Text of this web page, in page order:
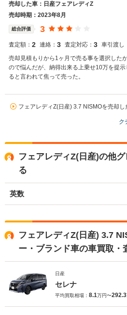
た。 弊社スタッフの接客をお褒め頂き光栄です。 今後もご満足いただ
けるよう精進してまいります。 スタッフ
売却した車：日産フェアレディZ
売却時期：2023年8月
総合評価 3
査定額： 2 連絡： 3 査定対応： 3 車引渡し
売却見積もりから1ヶ月で売る事を選択した
ので悩んだが、納得出来る上乗せ10万を提
ると言われて焦って売った。
フェアレディZ(日産) 3.7 NISMOを売却
ク
フェアレディZ(日産)の他
る
英数
フェアレディZ(日産) 3.7
ー・ブランド車の車買取・
日産
セレナ
平均買取相場： 8.1万円〜292.3